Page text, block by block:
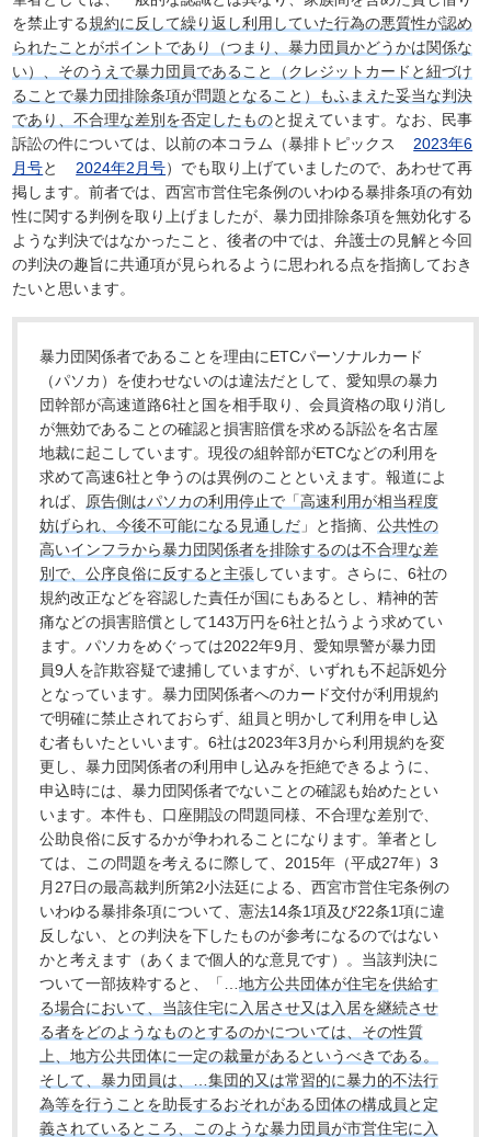
を禁止する規約に反して繰り返し利用していた行為の悪質性が認め
られたことがポイントであり（つまり、暴力団員かどうかは関係な
い）、そのうえで暴力団員であること（クレジットカードと紐づけ
ることで暴力団排除条項が問題となること）もふまえた妥当な判決
であり、不合理な差別を否定したものと捉えています。なお、民事
訴訟の件については、以前の本コラム（暴排トピックス
2023年6
月号と 2024年2月号）でも取り上げていましたので、あわせて再
掲します。前者では、西宮市営住宅条例のいわゆる暴排条項の有効
性に関する判例を取り上げましたが、暴力団排除条項を無効化する
ような判決ではなかったこと、後者の中では、弁護士の見解と今回
の判決の趣旨に共通項が見られるように思われる点を指摘しておき
たいと思います。
暴力団関係者であることを理由にETCパーソナルカード
（パソカ）を使わせないのは違法だとして、愛知県の暴力
団幹部が高速道路6社と国を相手取り、会員資格の取り消し
が無効であることの確認と損害賠償を求める訴訟を名古屋
地裁に起こしています。現役の組幹部がETCなどの利用を
求めて高速6社と争うのは異例のことといえます。報道によ
れば、
原告側はパソカの利用停止で「高速利用が相当程度
妨げられ、今後不可能になる見通しだ 」と指摘、公共性の
高いインフラから暴力団関係者を排除するのは不合理な差
別で、公序良俗に反すると主張しています。さらに、6社の
規約改正などを容認した責任が国にもあるとし、精神的苦
痛などの損害賠償として143万円を6社と払うよう求めてい
ます。パソカをめぐっては2022年9月、愛知県警が暴力団
員9人を詐欺容疑で逮捕していますが、いずれも不起訴処分
となっています。暴力団関係者へのカード交付が利用規約
で明確に禁止されておらず、組員と明かして利用を申し込
む者もいたといいます。6社は2023年3月から利用規約を変
更し、暴力団関係者の利用申し込みを拒絶できるように、
申込時には、暴力団関係者でないことの確認も始めたとい
います。本件も、口座開設の問題同様、不合理な差別で、
公助良俗に反するかが争われることになります。筆者とし
ては、この問題を考えるに際して、2015年（平成27年）3
月27日の最高裁判所第2小法廷による、西宮市営住宅条例の
いわゆる暴排条項について、憲法14条1項及び22条1項に違
反しない、との判決を下したものが参考になるのではない
かと考えます（あくまで個人的な意見です）。当該判決に
ついて一部抜粋すると、「…地方公共団体が住宅を供給す
る場合において、当該住宅に入居させ又は入居を継続させ
る者をどのようなものとするのかについては、その性質
上、地方公共団体に一定の裁量があるというべきである。
そして、暴力団員は、…集団的又は常習的に暴力的不法行
為等を行うことを助長するおそれがある団体の構成員と定
義されているところ、このような暴力団員が市営住宅に入